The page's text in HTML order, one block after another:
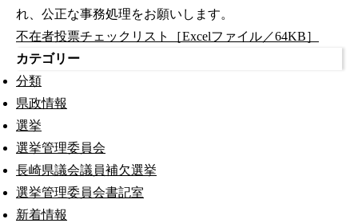
れ、公正な事務処理をお願いします。
不在者投票チェックリスト［Excelファイル／64KB］
カテゴリー
分類
県政情報
選挙
選挙管理委員会
長崎県議会議員補欠選挙
選挙管理委員会書記室
新着情報